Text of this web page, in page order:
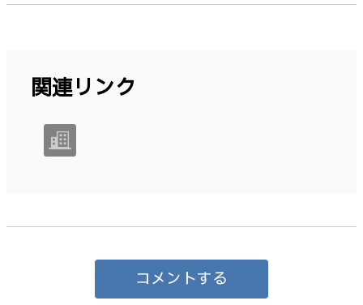
関連リンク
コメントする